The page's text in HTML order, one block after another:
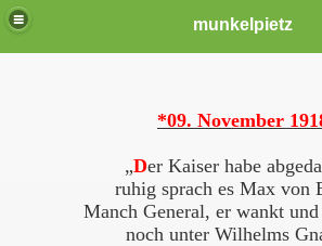
munkelpietz
*09. November
„Der Kaiser habe
ruhig sprach es Max von
Manch General, er wankt
noch unter Wilhelms